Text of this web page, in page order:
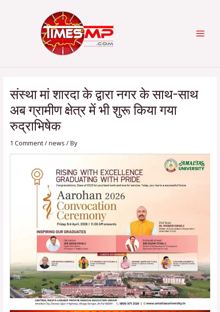
संस्था मां शारदा के द्वारा नगर के साथ-साथ
अब ग्रामीण क्षेत्र में भी शुरू किया गया
रुद्राभिषेक
1 Comment/news / By
navigation